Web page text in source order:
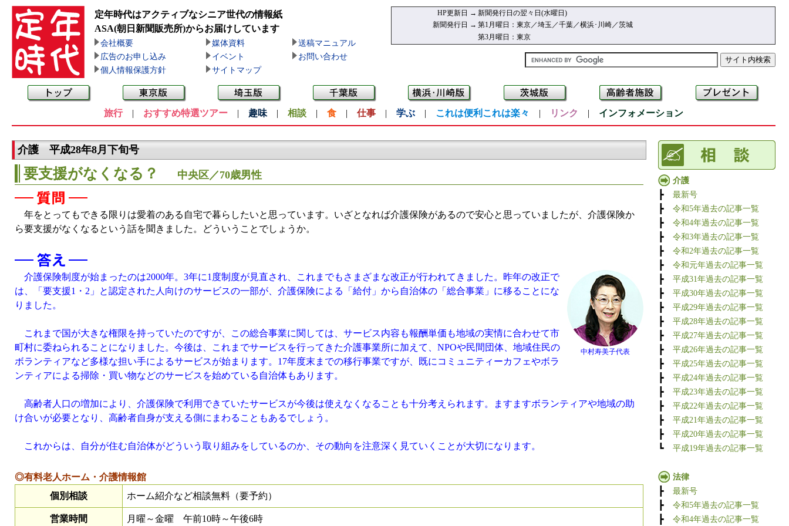
定年時代はアクティブなシニア世代の情報紙
ASA(朝日新聞販売所)からお届けしています
会社概要 媒体資料
送稿マニュアル
広告のお申し込み
イベント
お問い合わせ
個人情報保護方針
サイトマップ
HP更新日 → 新聞発行日の翌々日(水曜日)
新聞発行日 → 第1月曜日：東京／埼玉／千葉／横浜･川崎／茨城
第3月曜日：東京
旅行| おすすめ特選ツアー | 趣味 | 相談 | 食 | 仕事 | 学ぶ | これは便利これは楽々 | リンク | インフォメーション
介護 平成28年8月下旬号
要支援がなくなる？ 中央区／70歳男性
年をとってもできる限りは愛着のある自宅で暮らしたいと思っています。いざとなれば介護保険があるので安心と思っていましたが、介護保険か
ら要支援がなくなるという話を聞きました。どういうことでしょうか。
中村寿美子代表
介護保険制度が始まったのは2000年。3年に1度制度が見直され、これまでもさまざまな改正が行われてきました。昨年の改正で
は、「要支援1・2」と認定された人向けのサービスの一部が、介護保険による「給付」から自治体の「総合事業」に移ることにな
りました。
これまで国が大きな権限を持っていたのですが、この総合事業に関しては、サービス内容も報酬単価も地域の実情に合わせて市
町村に委ねられることになりました。今後は、これまでサービスを行ってきた介護事業所に加えて、NPOや民間団体、地域住民の
ボランティアなど多様な担い手によるサービスが始まります。17年度末までの移行事業ですが、既にコミュニティーカフェやボラ
ンティアによる掃除・買い物などのサービスを始めている自治体もあります。
高齢者人口の増加により、介護保険で利用できていたサービスが今後は使えなくなることも十分考えられます。ますますボランティアや地域の助
け合いが必要となり、高齢者自身が支える側にまわることもあるでしょう。
これからは、自分が住む自治体がどういう取り組みをしているのか、その動向を注意深く見ていくことが大切になります。
◎有料老人ホーム・介護情報館
個別相談
ホーム紹介など相談無料（要予約）
営業時間 月曜～金曜 午前10時～午後6時
介護
┣ 最新号
┣ 令和5年過去の記事一覧
┣ 令和4年過去の記事一覧
┣ 令和3年過去の記事一覧
┣ 令和2年過去の記事一覧
┣ 令和元年過去の記事一覧
┣ 平成31年過去の記事一覧
┣ 平成30年過去の記事一覧
┣ 平成29年過去の記事一覧
┣ 平成28年過去の記事一覧
┣ 平成27年過去の記事一覧
┣ 平成26年過去の記事一覧
┣ 平成25年過去の記事一覧
┣ 平成24年過去の記事一覧
┣ 平成23年過去の記事一覧
┣ 平成22年過去の記事一覧
┣ 平成21年過去の記事一覧
┣ 平成20年過去の記事一覧
┗ 平成19年過去の記事一覧
法律
┣ 最新号
┣ 令和5年過去の記事一覧
┣ 令和4年過去の記事一覧